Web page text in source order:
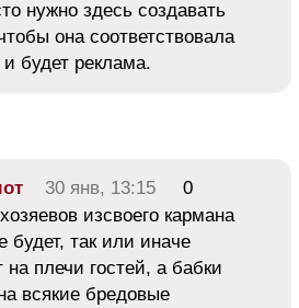
нужно здесь создавать
она соответствовала
будет реклама.
30 янв, 13:15
0
изсвоего кармана
будет, так или иначе
на плечи гостей, а бабки
всякие бредовые